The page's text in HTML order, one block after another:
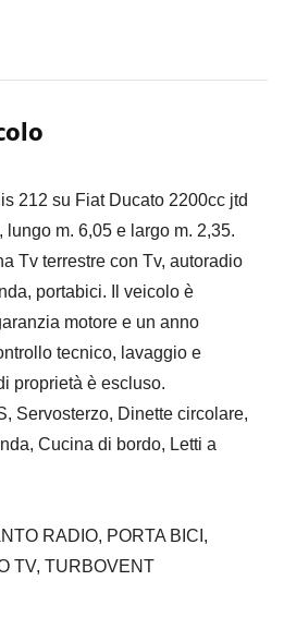
212 su Fiat Ducato 2200cc jtd
m. 6,05 e largo m. 2,35.
Tv terrestre con Tv, autoradio
portabici. Il veicolo è
motore e un anno
tecnico, lavaggio e
proprietà è escluso.
Servosterzo, Dinette circolare,
Cucina di bordo, Letti a
RADIO, PORTA BICI,
TV, TURBOVENT